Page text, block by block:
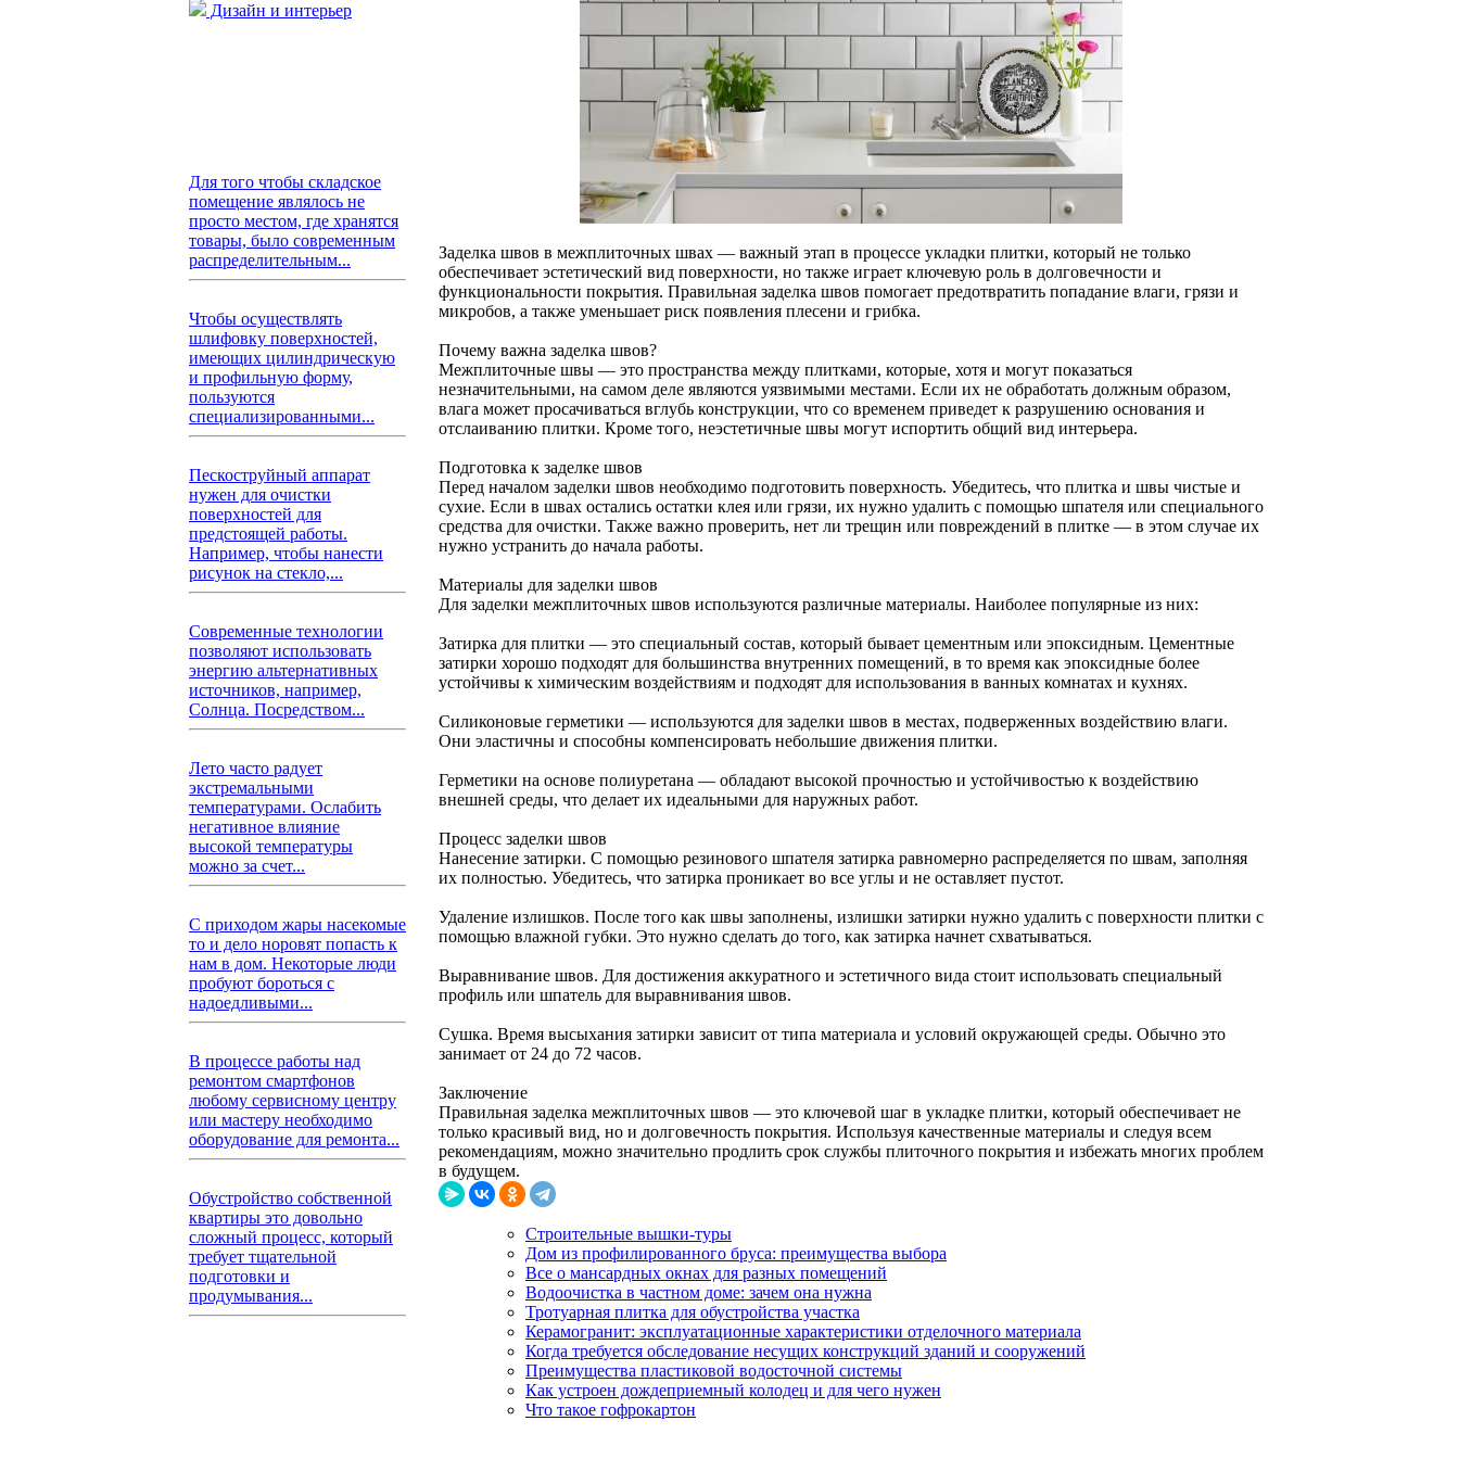
Дизайн и интерьер
Для того чтобы складское
помещение являлось не
просто местом, где хранятся
товары, было современным
распределительным...
Чтобы осуществлять
шлифовку поверхностей,
имеющих цилиндрическую
и профильную форму,
пользуются
специализированными...
Пескоструйный аппарат
нужен для очистки
поверхностей для
предстоящей работы.
Например, чтобы нанести
рисунок на стекло,...
Современные технологии
позволяют использовать
энергию альтернативных
источников, например,
Солнца. Посредством...
Лето часто радует
экстремальными
температурами. Ослабить
негативное влияние
высокой температуры
можно за счет...
С приходом жары насекомые
то и дело норовят попасть к
нам в дом. Некоторые люди
пробуют бороться с
надоедливыми...
В процессе работы над
ремонтом смартфонов
любому сервисному центру
или мастеру необходимо
оборудование для ремонта...
Обустройство собственной
квартиры это довольно
сложный процесс, который
требует тщательной
подготовки и
продумывания...
Заделка швов в межплиточных швах — важный этап в процессе укладки плитки, который не только
обеспечивает эстетический вид поверхности, но также играет ключевую роль в долговечности и
функциональности покрытия. Правильная заделка швов помогает предотвратить попадание влаги, грязи и
микробов, а также уменьшает риск появления плесени и грибка.
Почему важна заделка швов?
Межплиточные швы — это пространства между плитками, которые, хотя и могут показаться
незначительными, на самом деле являются уязвимыми местами. Если их не обработать должным образом,
влага может просачиваться вглубь конструкции, что со временем приведет к разрушению основания и
отслаиванию плитки. Кроме того, неэстетичные швы могут испортить общий вид интерьера.
Подготовка к заделке швов
Перед началом заделки швов необходимо подготовить поверхность. Убедитесь, что плитка и швы чистые и
сухие. Если в швах остались остатки клея или грязи, их нужно удалить с помощью шпателя или специального
средства для очистки. Также важно проверить, нет ли трещин или повреждений в плитке — в этом случае их
нужно устранить до начала работы.
Материалы для заделки швов
Для заделки межплиточных швов используются различные материалы. Наиболее популярные из них:
Затирка для плитки — это специальный состав, который бывает цементным или эпоксидным. Цементные
затирки хорошо подходят для большинства внутренних помещений, в то время как эпоксидные более
устойчивы к химическим воздействиям и подходят для использования в ванных комнатах и кухнях.
Силиконовые герметики — используются для заделки швов в местах, подверженных воздействию влаги.
Они эластичны и способны компенсировать небольшие движения плитки.
Герметики на основе полиуретана — обладают высокой прочностью и устойчивостью к воздействию
внешней среды, что делает их идеальными для наружных работ.
Процесс заделки швов
Нанесение затирки. С помощью резинового шпателя затирка равномерно распределяется по швам, заполняя
их полностью. Убедитесь, что затирка проникает во все углы и не оставляет пустот.
Удаление излишков. После того как швы заполнены, излишки затирки нужно удалить с поверхности плитки с
помощью влажной губки. Это нужно сделать до того, как затирка начнет схватываться.
Выравнивание швов. Для достижения аккуратного и эстетичного вида стоит использовать специальный
профиль или шпатель для выравнивания швов.
Сушка. Время высыхания затирки зависит от типа материала и условий окружающей среды. Обычно это
занимает от 24 до 72 часов.
Заключение
Правильная заделка межплиточных швов — это ключевой шаг в укладке плитки, который обеспечивает не
только красивый вид, но и долговечность покрытия. Используя качественные материалы и следуя всем
рекомендациям, можно значительно продлить срок службы плиточного покрытия и избежать многих проблем
в будущем.
Строительные вышки-туры
Дом из профилированного бруса: преимущества выбора
Все о мансардных окнах для разных помещений
Водоочистка в частном доме: зачем она нужна
Тротуарная плитка для обустройства участка
Керамогранит: эксплуатационные характеристики отделочного материала
Когда требуется обследование несущих конструкций зданий и сооружений
Преимущества пластиковой водосточной системы
Как устроен дождеприемный колодец и для чего нужен
Что такое гофрокартон